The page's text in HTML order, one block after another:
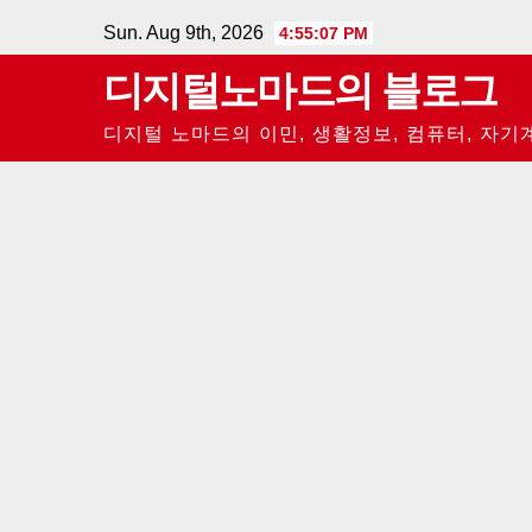
to
Sun. Aug 9th, 2026 4:55:08 PM
디지털노마드의 블로그
디지털 노마드의 이민, 생활정보, 컴퓨터, 자기